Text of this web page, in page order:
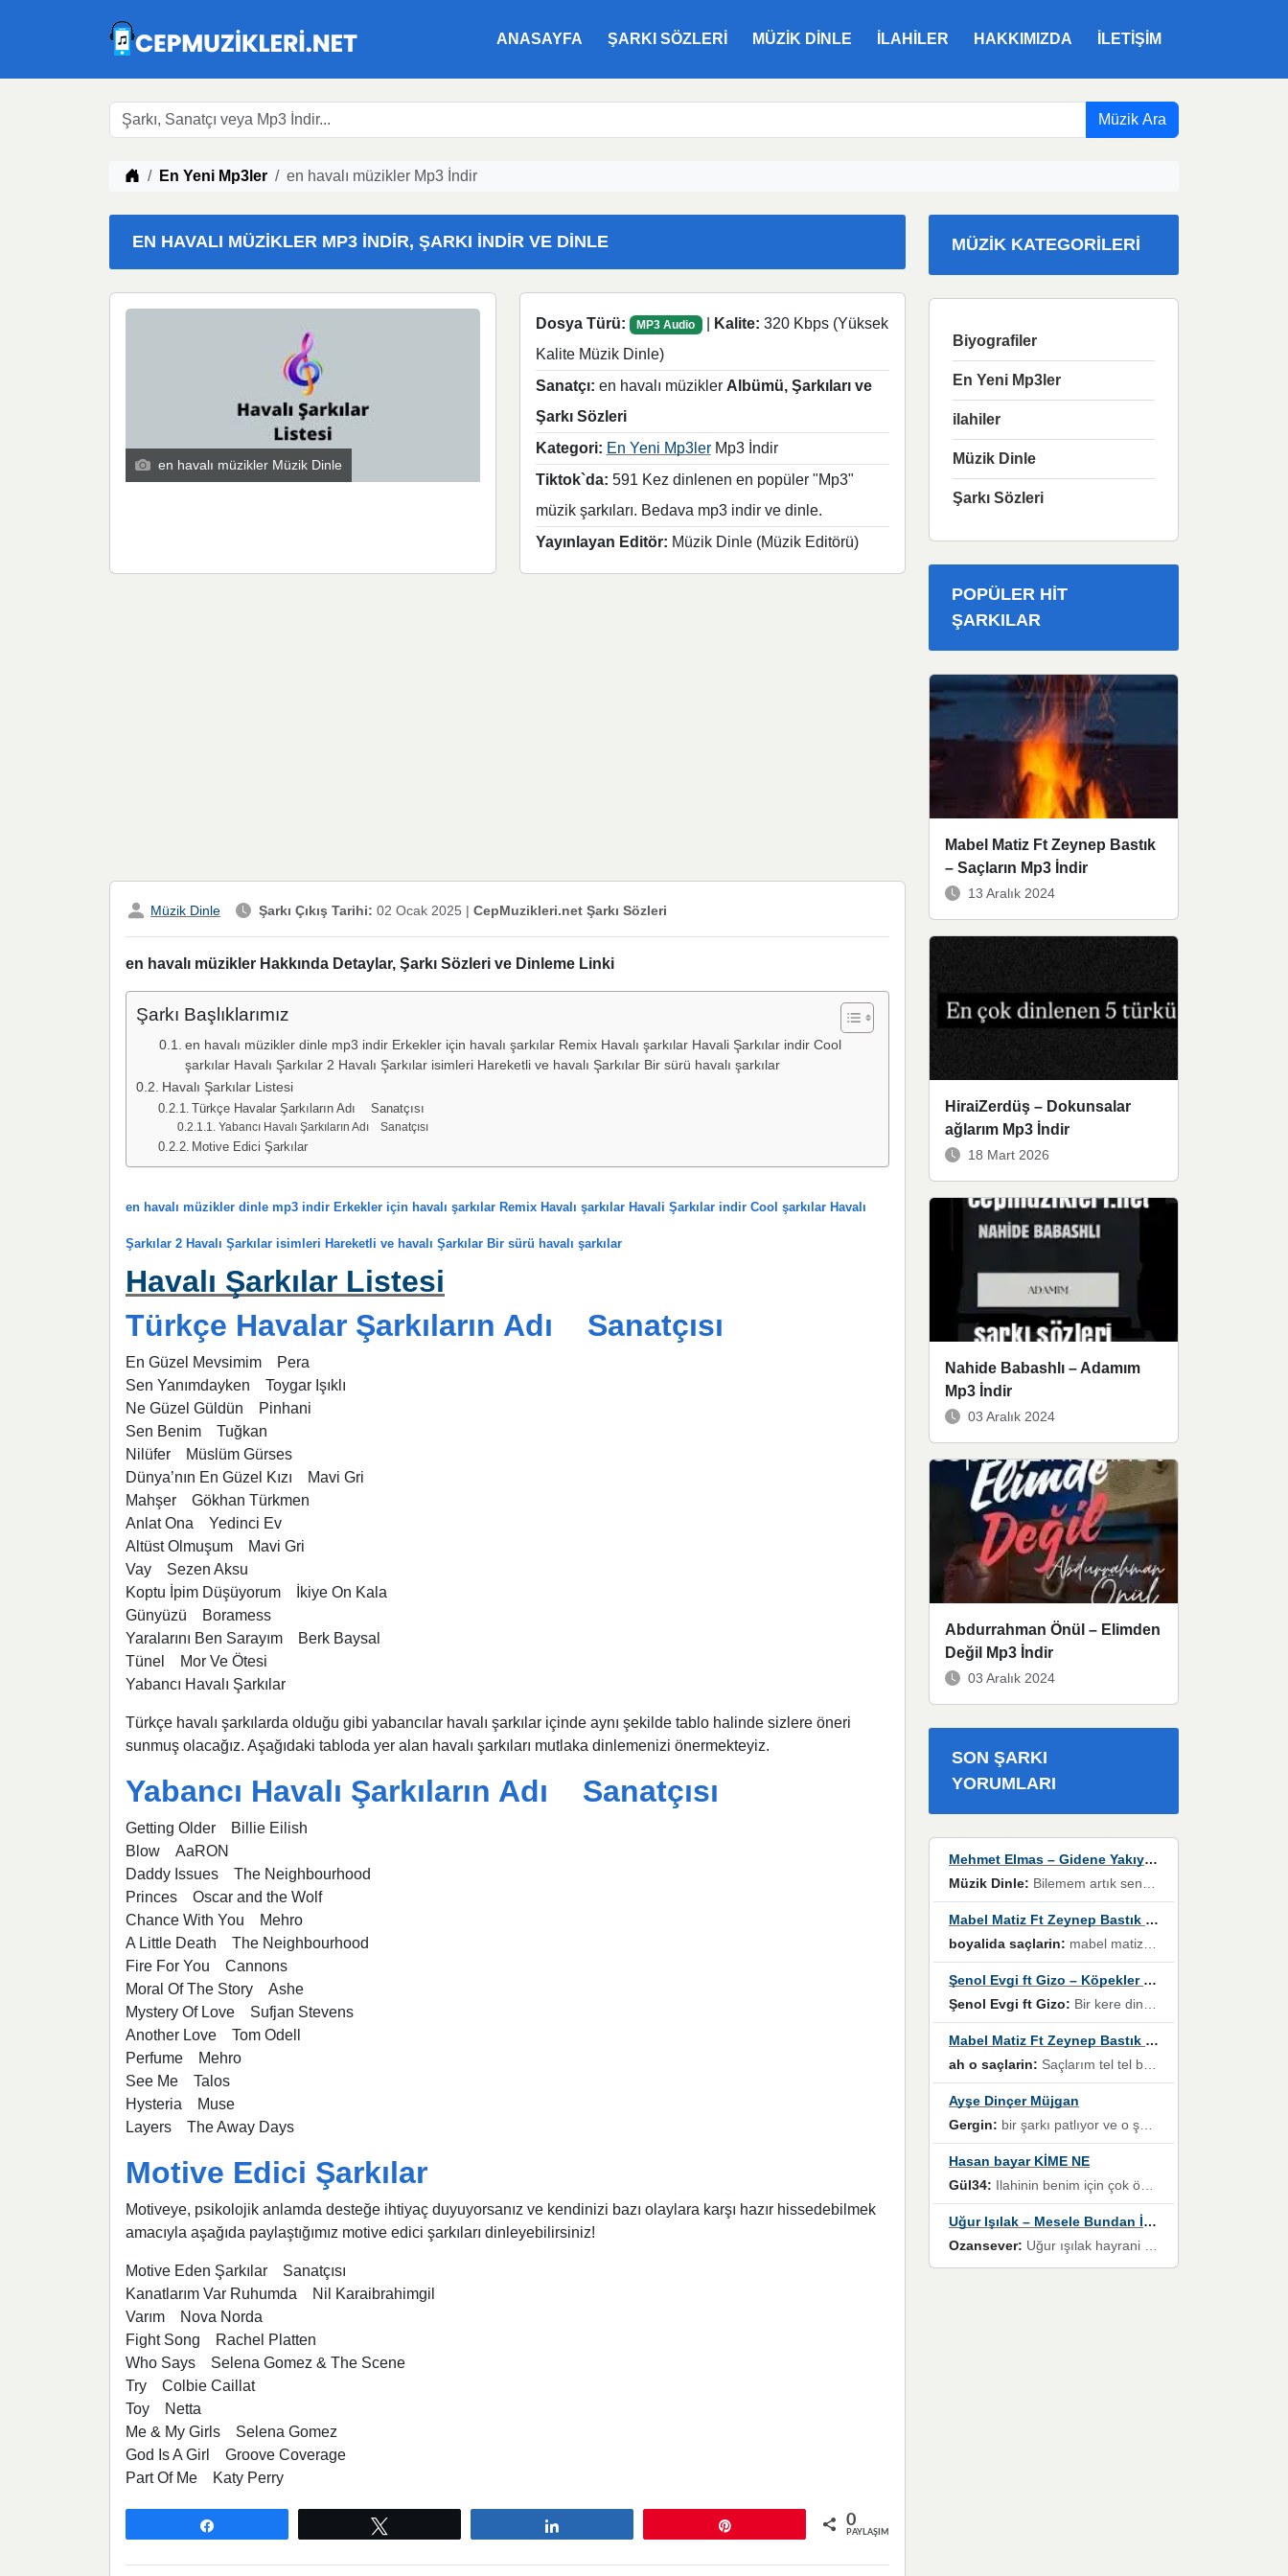
ANASAYFA ŞARKI SÖZLERI MÜZIK DINLE ILAHILER HAKKIMIZDA İLETIŞIM
Müzik Ara
Müzik indir
En Yeni Mp3ler en havalı müzikler Mp3 İndir
EN HAVALI MÜZIKLER MP3 İNDIR, ŞARKI İNDIR VE DINLE
en havalı müzikler Müzik Dinle
Dosya Türü: MP3 Audio Kalite: 320 Kbps (Yüksek
Kalite Müzik Dinle)
Sanatçı: en havalı müzikler Albümü, Şarkıları ve
Şarkı Sözleri
Kategori: En Yeni Mp3lerMp3 İndir
Tiktok`da: 591 Kez dinlenen en popüler "Mp3"
müzik şarkıları. Bedava mp3 indir ve dinle.
Yayınlayan Editör: Müzik Dinle (Müzik Editörü)
Müzik Dinle Şarkı Çıkış Tarihi: 02 Ocak 2025 | CepMuzikleri.net Şarkı Sözleri
en havalı müzikler Hakkında Detaylar, Şarkı Sözleri ve Dinleme Linki
Şarkı Başlıklarımız
en havalı müzikler dinle mp3 indir Erkekler için havalı şarkılar Remix Havalı şarkılar Havali Şarkılar indir Cool
şarkılar Havalı Şarkılar 2 Havalı Şarkılar isimleri Hareketli ve havalı Şarkılar Bir sürü havalı şarkılar
Havalı Şarkılar Listesi
Türkçe Havalar Şarkıların Adı Sanatçısı
Yabancı Havalı Şarkıların Adı Sanatçısı
Motive Edici Şarkılar
en havalı müzikler dinle mp3 indir Erkekler için havalı şarkılar Remix Havalı şarkılar Havali Şarkılar indir Cool şarkılar Havalı
Şarkılar 2 Havalı Şarkılar isimleri Hareketli ve havalı Şarkılar Bir sürü havalı şarkılar
Havalı Şarkılar Listesi
Türkçe Havalar Şarkıların Adı Sanatçısı
En Güzel Mevsimim Pera
Sen Yanımdayken Toygar Işıklı
Ne Güzel Güldün Pinhani
Sen Benim Tuğkan
Nilüfer Müslüm Gürses
Dünya’nın En Güzel Kızı Mavi Gri
Mahşer Gökhan Türkmen
Anlat Ona Yedinci Ev
Altüst Olmuşum Mavi Gri
Vay Sezen Aksu
Koptu İpim Düşüyorum İkiye On Kala
Günyüzü Boramess
Yaralarını Ben Sarayım Berk Baysal
Tünel Mor Ve Ötesi
Yabancı Havalı Şarkılar
Türkçe havalı şarkılarda olduğu gibi yabancılar havalı şarkılar içinde aynı şekilde tablo halinde sizlere öneri
sunmuş olacağız. Aşağıdaki tabloda yer alan havalı şarkıları mutlaka dinlemenizi önermekteyiz.
Yabancı Havalı Şarkıların Adı Sanatçısı
Getting Older Billie Eilish
Blow AaRON
Daddy Issues The Neighbourhood
Princes Oscar and the Wolf
Chance With You Mehro
A Little Death The Neighbourhood
Fire For You Cannons
Moral Of The Story Ashe
Mystery Of Love Sufjan Stevens
Another Love Tom Odell
Perfume Mehro
See Me Talos
Hysteria Muse
Layers The Away Days
Motive Edici Şarkılar
Motiveye, psikolojik anlamda desteğe ihtiyaç duyuyorsanız ve kendinizi bazı olaylara karşı hazır hissedebilmek
amacıyla aşağıda paylaştığımız motive edici şarkıları dinleyebilirsiniz!
Motive Eden Şarkılar Sanatçısı
Kanatlarım Var Ruhumda Nil Karaibrahimgil
Varım Nova Norda
Fight Song Rachel Platten
Who Says Selena Gomez & The Scene
Try Colbie Caillat
Toy Netta
Me & My Girls Selena Gomez
God Is A Girl Groove Coverage
Part Of Me Katy Perry
0
PAYLAŞIMLAR
MÜZIK KATEGORILERI
Biyografiler
En Yeni Mp3ler
ilahiler
Müzik Dinle
Şarkı Sözleri
POPÜLER HIT
ŞARKILAR
Mabel Matiz Ft Zeynep Bastık
– Saçların Mp3 İndir
13 Aralık 2024
HiraiZerdüş – Dokunsalar
ağlarım Mp3 İndir
18 Mart 2026
Nahide Babashlı – Adamım
Mp3 İndir
03 Aralık 2024
Abdurrahman Önül – Elimden
Değil Mp3 İndir
03 Aralık 2024
SON ŞARKI
YORUMLARI
Mehmet Elmas – Gidene Yakıyorum
Müzik Dinle: Bilemem artık senden bir şans daha / Düştüğün zaman ben olmayacağım yanında” dizeleri, artık geçmişin tekrarına izin verilmeyeceğini, kişisel sınırların çizildiğini gösteriyor.
Mabel Matiz Ft Zeynep Bastık – Saçların
boyalida saçlarin: mabel matiz'in maya albümünde yer alan güzellerden. parça da şarkı hani! müzikal altyapısına vurulduğum, sözlerinde kaybolduğum bir parça olmuş.
Şenol Evgi ft Gizo – Köpekler Tanımadıklarına havlar
Şenol Evgi ft Gizo: Bir kere dinlememe rağmen kulaklardan gitmiyor sen sen sen sen kurban ol sen sen sen sen hayran ol yükses ses müzik dinleme sebebisiniz canlar bomba gibi patladınız maşallah
Mabel Matiz Ft Zeynep Bastık – Saçların
ah o saçlarin: Saçlarım tel tel beyazlıyor beyazlagına degil yanımda sen yoksun ona üzülüyorum günler bir bir geçiyor geçen günlere değil sensiz geçen günlere darılıyorum,Dinledikce asla kavusamayacagim ama asla unutamicagim sevdiğim adam için yanar içim
Ayşe Dinçer Müjgan
Gergin: bir şarkı patlıyor ve o şarkıyı millet her paylaşımın altına koyuyor ve öyle bir durum hal alıyor ki şarkıyı dinlemeden şarkıdan bikıyorsun Ama bu enteresan bir şekilde dillere dolanıyor millet olarak seviyoruz dertlerle boğuşurken bir yandan da göbek atmayi))) diyeceklerim bu kadar güzel hoş bir sayfa emeğinize sağlık arkadaşlar kolay gelsin
Hasan bayar KİME NE
Gül34: Ilahinin benim için çok özel bir yeri var İlk çıktığında komşum ne kadar yüksek sesle dinliyorsa orada duymuştum ve YouTube'dan aratıp Bu ilahiyi bulmuştum ve sonra müdavimi oldum günlük Ben de 3-5 kere dinleyip ezberleyip artık ilahiye bende eşlik ediyorum yüksek sesle Allah razı olsun hizmet nimettir Rabbim sizin zahmetlerinize de hayırlı nimetler versin Selam ve dua ile Allah'a emanet olun
Uğur Işılak – Mesele Bundan İbaret
Ozansever: Uğur ışılak hayrani olarak eski yeni tüm eserlerini keyifle huzurla dinleyenlerden birisiyim, emeğine saygı duyan gönül veren bunu en güzel şekilde sevenlerine ulaştıran siz değerli sayfa yöneticilerine de teşekkür ederim